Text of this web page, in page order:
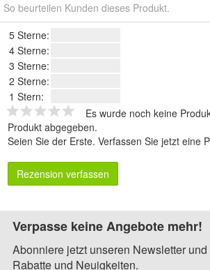
So beurteilen Kunden dieses Produkt.
5 Sterne:
4 Sterne:
3 Sterne:
2 Sterne:
1 Stern:
Es wurde noch keine
Produkt abgegeben.
Seien Sie der Erste. Verfassen Sie jetzt eine
Rezension verfassen
Verpasse keine Angebote mehr!
Abonniere jetzt unseren Newsletter
Rabatte und Neuigkeiten.